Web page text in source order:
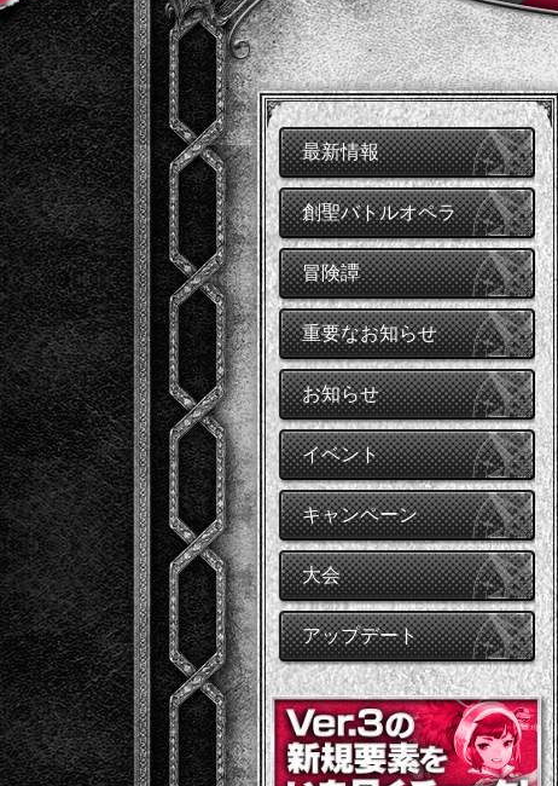
最新情報
創聖バトルオペラ
冒険譚
重要なお知らせ
お知らせ
イベント
キャンペーン
大会
アップデート